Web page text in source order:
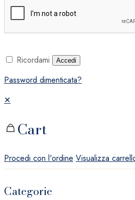
Ricordami Accedi
Password dimenticata?
✕
Cart
Procedi con l'ordine Visualizza
Categorie